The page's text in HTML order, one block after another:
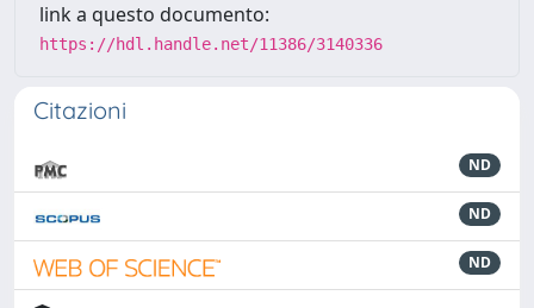
link a questo documento:
https://hdl.handle.net/11386/3140336
Citazioni
ND
ND
ND